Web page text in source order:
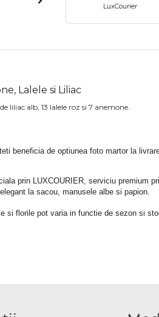
LuxCourier
Lalele si Liliac
liliac alb, 13 lalele roz si 7 anemone.
beneficia de optiunea foto martor la
prin LUXCOURIER, serviciu premium
la sacou, manusele albe si papion.
si florile pot varia in functie de sezon si